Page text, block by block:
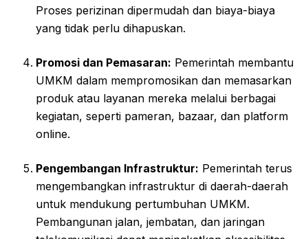
Proses perizinan dipermudah dan biaya-biaya
yang tidak perlu dihapuskan.
Promosi dan Pemasaran: Pemerintah membantu
UMKM dalam mempromosikan dan memasarkan
produk atau layanan mereka melalui berbagai
kegiatan, seperti pameran, bazaar, dan platform
online.
Pengembangan Infrastruktur: Pemerintah terus
mengembangkan infrastruktur di daerah-daerah
untuk mendukung pertumbuhan UMKM.
Pembangunan jalan, jembatan, dan jaringan